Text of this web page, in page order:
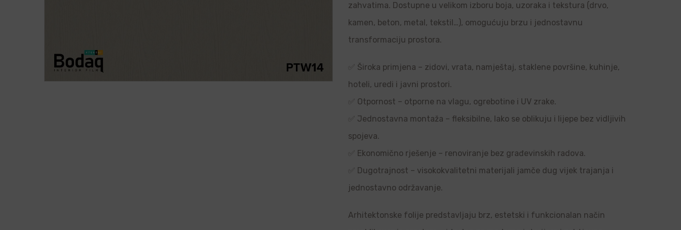
zahvatima. Dostupne u velikom izboru boja, uzoraka i tekstura (drvo,
kamen, beton, metal, tekstil…), omogućuju brzu i jednostavnu
transformaciju prostora.
✅ Široka primjena – zidovi, vrata, namještaj, staklene površine, kuhinje,
hoteli, uredi i javni prostori.
✅ Otpornost – otporne na vlagu, ogrebotine i UV zrake.
✅ Jednostavna montaža – fleksibilne, lako se oblikuju i lijepe bez vidljivih
spojeva.
✅ Ekonomično rješenje – renoviranje bez građevinskih radova.
✅ Dugotrajnost – visokokvalitetni materijali jamče dug vijek trajanja i
jednostavno održavanje.
Arhitektonske folije predstavljaju brz, estetski i funkcionalan način